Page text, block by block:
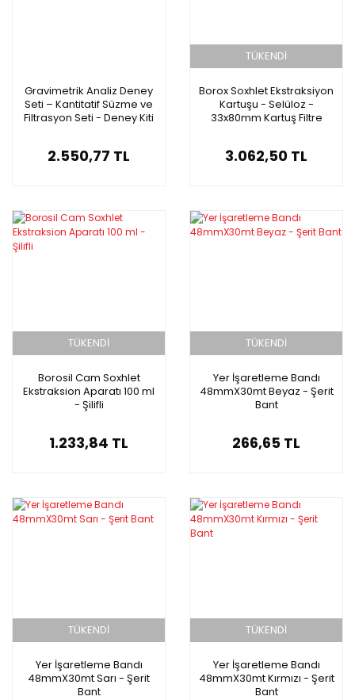
Gravimetrik Analiz Deney
Seti – Kantitatif Süzme ve
Filtrasyon Seti - Deney Kiti
2.550,77 TL
TÜKENDİ
Borox Soxhlet Ekstraksiyon
Kartuşu - Selüloz -
33x80mm Kartuş Filtre
3.062,50 TL
TÜKENDİ
Borosil Cam Soxhlet
Ekstraksion Aparatı 100 ml
- Şilifli
1.233,84 TL
TÜKENDİ
Yer İşaretleme Bandı
48mmX30mt Beyaz - Şerit
Bant
266,65 TL
TÜKENDİ
Yer İşaretleme Bandı
48mmX30mt Sarı - Şerit
Bant
TÜKENDİ
Yer İşaretleme Bandı
48mmX30mt Kırmızı - Şerit
Bant